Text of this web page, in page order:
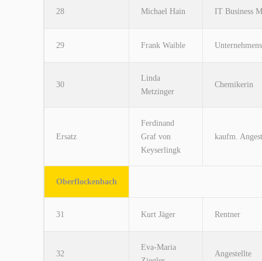
28 Michael Hain IT Business
29 Frank Waible
30
Linda
Metzinger
Chemikerin
Ersatz
Ferdinand
Graf von
Keyserlingk
kaufm.
Oberflockenbach
31 Kurt Jäger Rentner
32
Eva-Maria
Angestellte